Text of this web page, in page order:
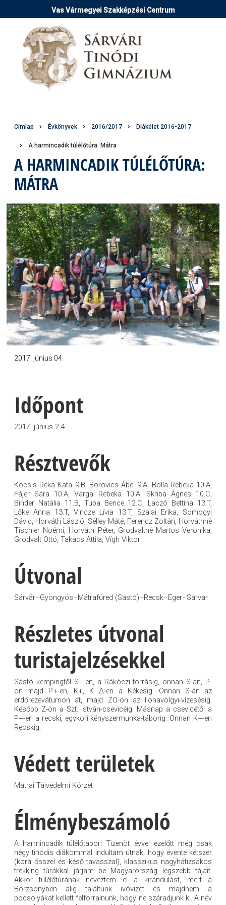
a
tartalomra
Vas Vármegyei Szakképzési Centrum
Morzsa
Címlap Évkönyvek 2016/2017 Diákélet 2016-2017
A harmincadik túlélőtúra: Mátra
A HARMINCADIK TÚLÉLŐTÚRA:
MÁTRA
Időpont
2017. június 2-4.
Résztvevők
Kocsis Réka Kata 9.B, Borovics Ábel 9.A, Bolla Rebeka 10.A,
Fájer Sára 10.A, Varga Rebeka 10.A, Skriba Ágnes 10.C,
Binder Natália 11.B, Tuba Bence 12.C, Laczó Bettina 13.T,
Lőke Anna 13.T, Vincze Lívia 13.T, Szalai Erika, Somogyi
Dávid, Horváth László, Sélley Máté, Ferencz Zoltán, Horváthné
Tischler Noémi, Horváth Péter, Grodvaltné Martos Veronika,
Grodvalt Ottó, Takács Attila, Vígh Viktor
Útvonal
Sárvár–Gyöngyös–Mátrafüred (Sástó)–Recsk–Eger–Sárvár
Részletes útvonal
turistajelzésekkel
Sástó kempingtől S+-en, a Rákóczi-forrásig, onnan S-án, P-
on majd P+-en, K+, K Δ-en a Kékesig. Onnan S-án az
erdőrezevátumon át, majd ZO-ön az Ilonavölgyi-vízesésig.
Később Z-ön a Szt. István-csevicéig. Másnap a csevicétől a
P+-en a recski, egykori kényszermunka-táborig. Onnan K+-en
Recskig.
Védett területek
Mátrai Tájvédelmi Körzet
Élménybeszámoló
A harmincadik túlélőtábor! Tizenöt évvel ezelőtt még csak
négy tinódis diákommal indultam útnak, hogy évente kétszer
(kora ősszel és késő tavasszal), klasszikus nagyhátizsákos
trekking túrákkal járjam be Magyarország legszebb tájait.
Akkor túlélőtúrának neveztem el a kirándulást, mert a
Börzsönyben alig találtunk ivóvizet és majdnem a
pocsolyákat kellett felforralnunk, hogy ne száradjunk ki. A név
2017. június 04.